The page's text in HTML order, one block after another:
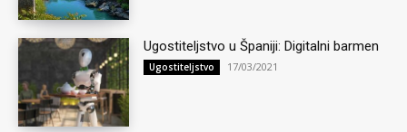
Ugostiteljstvo u Španiji: Digitalni barmen
Ugostiteljstvo 17/03/2021